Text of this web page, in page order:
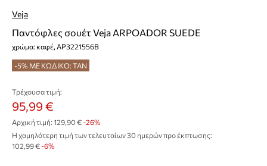
Veja
Παντόφλες σουέτ Veja ARPOADOR SUEDE
χρώμα: καφέ, AP3221556B
-5% ΜΕ ΚΩΔΙΚΟ: TAN
Τρέχουσα τιμή:
95,99 €
Αρχική τιμή: 129,90 €-26%
Η χαμηλότερη τιμή των τελευταίων 30 ημερών προ έκπτωσης:
102,99 € -6%